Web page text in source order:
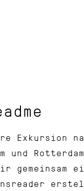
Exkursion
und Rotterdam
gemeinsam